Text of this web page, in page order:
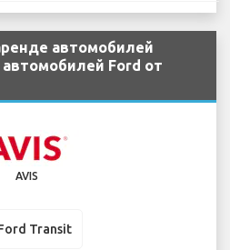
автомобилей
Ford от
AVIS
Transit